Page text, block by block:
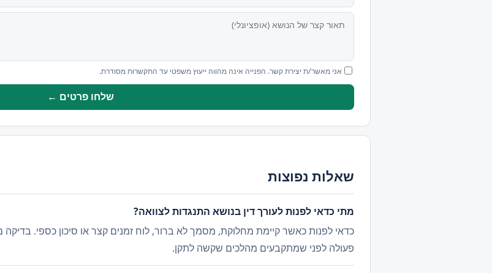
אני מאשר/ת יצירת קשר. הפנייה אינה מהווה ייעוץ משפטי עד התקשרות מסודרת.
שלחו פרטים ←
שאלות נפוצות
מתי כדאי לפנות לעורך דין בנושא התנגדות לצוואה?
כדאי לפנות כאשר קיימת מחלוקת, מסמך לא ברור, לוח זמנים קצר או סיכון כספי. בדיקה
פעולה לפני שמתקבעים מהלכים שקשה לתקן.